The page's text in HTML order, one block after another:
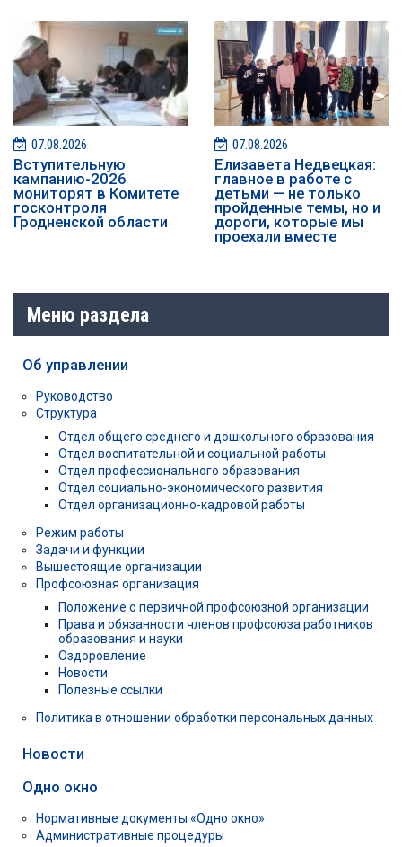
07.08.2026
️️Вступительную
кампанию-2026
мониторят в Комитете
госконтроля
Гродненской области
07.08.2026
Елизавета Недвецкая:
главное в работе с
детьми — не только
пройденные темы, но и
дороги, которые мы
проехали вместе
Меню раздела
Об управлении
Руководство
Структура
Отдел общего среднего и дошкольного образования
Отдел воспитательной и социальной работы
Отдел профессионального образования
Отдел социально-экономического развития
Отдел организационно-кадровой работы
Режим работы
Задачи и функции
Вышестоящие организации
Профсоюзная организация
Положение о первичной профсоюзной организации
Права и обязанности членов профсоюза работников
образования и науки
Оздоровление
Новости
Полезные ссылки
Политика в отношении обработки персональных данных
Новости
Одно окно
Нормативные документы «Одно окно»
Административные процедуры